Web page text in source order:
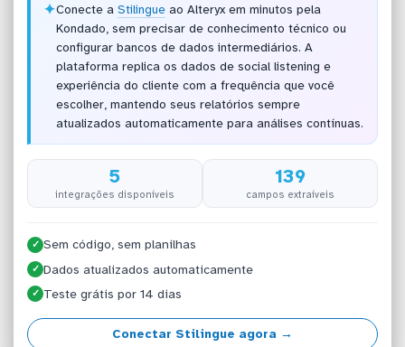
✦Conecte a Stilingueao Alteryx em minutos pela
Kondado, sem precisar de conhecimento técnico ou
configurar bancos de dados intermediários. A
plataforma replica os dados de social listening e
experiência do cliente com a frequência que você
escolher, mantendo seus relatórios sempre
atualizados automaticamente para análises contínuas.
5
integrações disponíveis
139
campos extraíveis
✓ Sem código, sem planilhas
✓ Dados atualizados automaticamente
✓ Teste grátis por 14 dias
Conectar Stilingue agora →